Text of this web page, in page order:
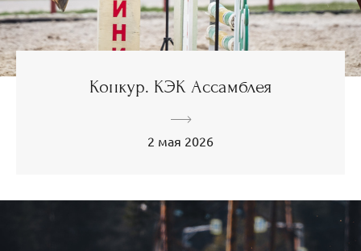
Конкур. КЭК Ассамблея
2 мая 2026